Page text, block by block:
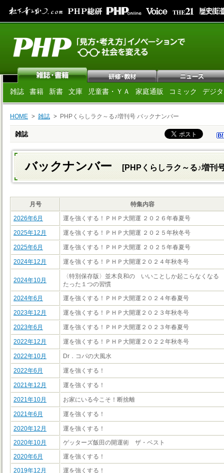
雑誌 書籍 新書 文庫 児童書・ＹＡ 家庭通販 コミック デジ
HOME 雑誌 PHPくらしラク～る♪増刊号 バックナンバー
雑誌
バックナンバー [PHPくらしラク～る♪増刊
月号
特集内容
2026年6月
運を強くする！ＰＨＰ大開運 ２０２６年春夏号
2025年12月 運を強くする！ＰＨＰ大開運 ２０２５年秋冬号
2025年6月 運を強くする！ＰＨＰ大開運 ２０２５年春夏号
2024年12月 運を強くする！ＰＨＰ大開運２０２４年秋冬号
2024年10月
〈特別保存版〉並木良和の いいことしか起こらなくなる
たった１つの習慣
2024年6月
運を強くする！ＰＨＰ大開運２０２４年春夏号
2023年12月 運を強くする！ＰＨＰ大開運２０２３年秋冬号
2023年6月 運を強くする！ＰＨＰ大開運２０２３年春夏号
2022年12月 運を強くする！ＰＨＰ大開運２０２２年秋冬号
2022年10月 Dr．コパの大風水
2022年6月 運を強くする！
2021年12月 運を強くする！
2021年10月 お家にいる今こそ！断捨離
2021年6月 運を強くする！
2020年12月
運を強くする！
2020年10月
ゲッターズ飯田の開運術 ザ・ベスト
2020年6月
運を強くする！
2019年12月
運を強くする！